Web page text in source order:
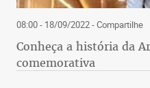
08:00 - 18/09/2022- Compartilhe
Conheça a história da
comemorativa